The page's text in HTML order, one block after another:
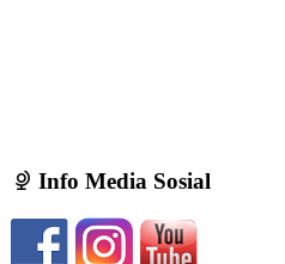
Info Media Sosial